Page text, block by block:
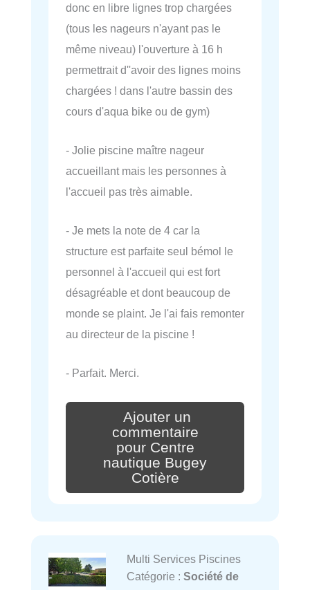
donc en libre lignes trop chargées
(tous les nageurs n'ayant pas le
même niveau) l'ouverture à 16 h
permettrait d''avoir des lignes moins
chargées ! dans l'autre bassin des
cours d'aqua bike ou de gym)
- Jolie piscine maître nageur
accueillant mais les personnes à
l'accueil pas très aimable.
- Je mets la note de 4 car la
structure est parfaite seul bémol le
personnel à l'accueil qui est fort
désagréable et dont beaucoup de
monde se plaint. Je l'ai fais remonter
au directeur de la piscine !
- Parfait. Merci.
Ajouter un
commentaire
pour Centre
nautique Bugey
Cotière
Multi Services Piscines
Catégorie : Société de